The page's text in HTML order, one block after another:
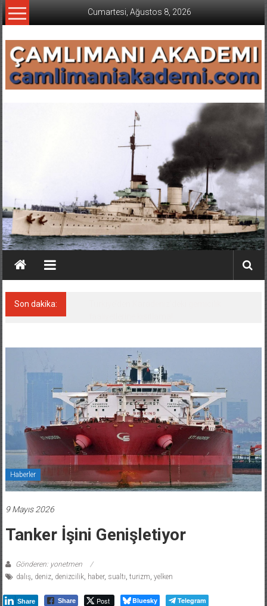
İçeriğe
geç
Cumartesi, Ağustos 8, 2026
Son dakika:
Haberler
9 Mayıs 2026
Tanker İşini Genişletiyor
Gönderen: yonetmen
dalış, deniz, denizcilik, haber, sualtı turizm yelken
Share Share Post Bluesky Telegram